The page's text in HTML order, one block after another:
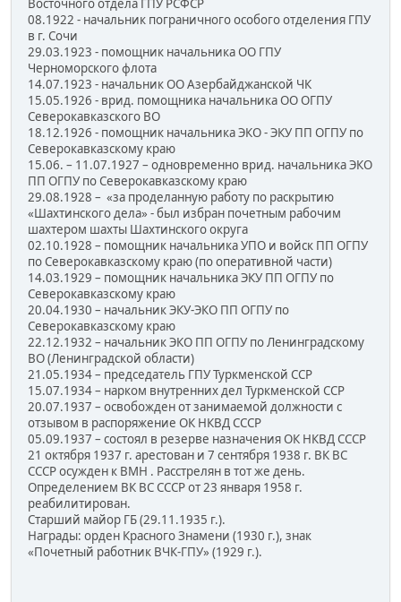
Восточного отдела ГПУ РСФСР
08.1922 - начальник пограничного особого отделения ГПУ
в г. Сочи
29.03.1923 - помощник начальника ОО ГПУ
Черноморского флота
14.07.1923 - начальник ОО Азербайджанской ЧК
15.05.1926 - врид. помощника начальника ОО ОГПУ
Северокавказского ВО
18.12.1926 - помощник начальника ЭКО - ЭКУ ПП ОГПУ по
Северокавказскому краю
15.06. – 11.07.1927 – одновременно врид. начальника ЭКО
ПП ОГПУ по Северокавказскому краю
29.08.1928 – «за проделанную работу по раскрытию
«Шахтинского дела» - был избран почетным рабочим
шахтером шахты Шахтинского округа
02.10.1928 – помощник начальника УПО и войск ПП ОГПУ
по Северокавказскому краю (по оперативной части)
14.03.1929 – помощник начальника ЭКУ ПП ОГПУ по
Северокавказскому краю
20.04.1930 – начальник ЭКУ-ЭКО ПП ОГПУ по
Северокавказскому краю
22.12.1932 – начальник ЭКО ПП ОГПУ по Ленинградскому
ВО (Ленинградской области)
21.05.1934 – председатель ГПУ Туркменской ССР
15.07.1934 – нарком внутренних дел Туркменской ССР
20.07.1937 – освобожден от занимаемой должности с
отзывом в распоряжение ОК НКВД СССР
05.09.1937 – состоял в резерве назначения ОК НКВД СССР
21 октября 1937 г. арестован и 7 сентября 1938 г. ВК ВС
СССР осужден к ВМН . Расстрелян в тот же день.
Определением ВК ВС СССР от 23 января 1958 г.
реабилитирован.
Старший майор ГБ (29.11.1935 г.).
Награды: орден Красного Знамени (1930 г.), знак
«Почетный работник ВЧК-ГПУ» (1929 г.).